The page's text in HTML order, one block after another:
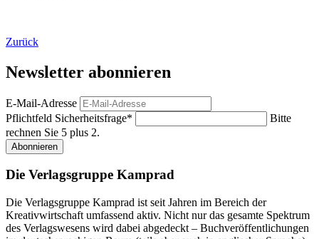
Zurück
Newsletter abonnieren
E-Mail-Adresse
Pflichtfeld Sicherheitsfrage*
Bitte
rechnen Sie 5 plus 2.
Abonnieren
Die Verlagsgruppe Kamprad
Die Verlagsgruppe Kamprad ist seit Jahren im Bereich der
Kreativwirtschaft umfassend aktiv. Nicht nur das gesamte Spektrum
des Verlagswesens wird dabei abgedeckt – Buchveröffentlichungen